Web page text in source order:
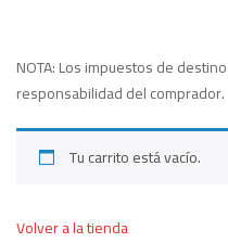
NOTA: Los impuestos de
responsabilidad del comprador.
Tu carrito está vacío.
Volver a la tienda